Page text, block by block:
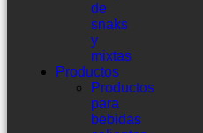
de
snaks
y
mixtas
Productos
Productos
para
bebidas